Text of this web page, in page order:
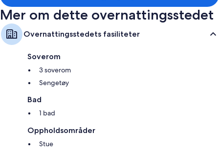
Mer om dette overnattingsstedet
Overnattingsstedets fasiliteter
Soverom
3 soverom
Sengetøy
Bad
1 bad
Oppholdsområder
Stue